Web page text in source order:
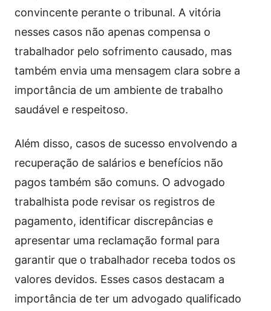
convincente perante o tribunal. A vitória
nesses casos não apenas compensa o
trabalhador pelo sofrimento causado, mas
também envia uma mensagem clara sobre a
importância de um ambiente de trabalho
saudável e respeitoso.
Além disso, casos de sucesso envolvendo a
recuperação de salários e benefícios não
pagos também são comuns. O advogado
trabalhista pode revisar os registros de
pagamento, identificar discrepâncias e
apresentar uma reclamação formal para
garantir que o trabalhador receba todos os
valores devidos. Esses casos destacam a
importância de ter um advogado qualificado